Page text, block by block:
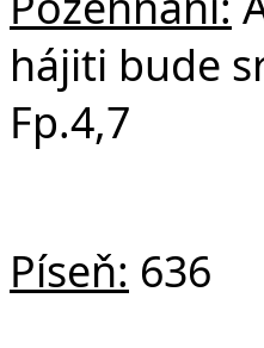
hájiti bude
Fp.4,7
Píseň: 636